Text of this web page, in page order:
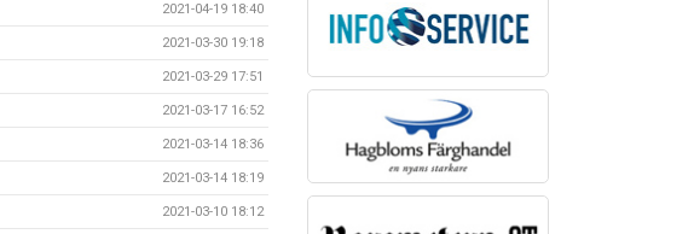
2021-04-19 18:40
2021-03-30 19:18
2021-03-29 17:51
2021-03-17 16:52
2021-03-14 18:36
2021-03-14 18:19
2021-03-10 18:12